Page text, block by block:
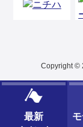
Copyright ©
最新